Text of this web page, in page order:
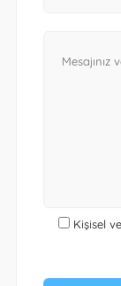
Kişisel